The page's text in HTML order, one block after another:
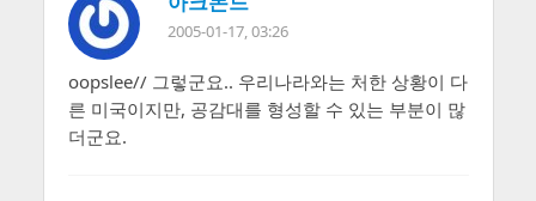
2005-01-17, 03:26
oopslee// 그렇군요.. 우리나라와는 처한 상황이 다
른 미국이지만, 공감대를 형성할 수 있는 부분이 많
더군요.